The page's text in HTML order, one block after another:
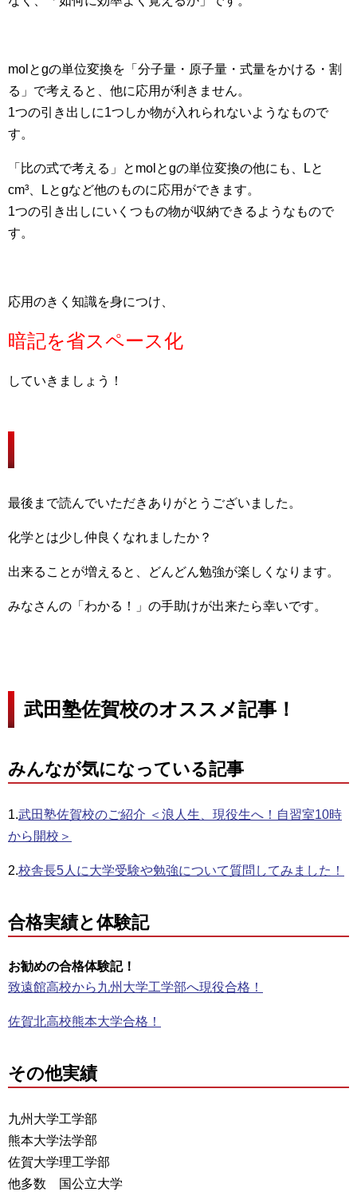
molとgの単位変換を 「 分子量・原子量・式量をかける・割
る」で考えると、他に応用が利きません。
1つの引き出しに1つしか物が入れられないようなもので
す。
「比の式で考える」とmolとgの単位変換の他にも、Lと
cm³、Lとgなど他のものに応用ができます。
1つの引き出しにいくつもの物が収納できるようなもので
す。
応用のきく知識を身につけ、
暗記を省スペース化
していきましょう！
最後まで読んでいただきありがとうございました。
化学とは少し仲良くなれましたか？
出来ることが増えると、どんどん勉強が楽しくなります。
みなさんの「わかる！」の手助けが出来たら幸いです。
武田塾佐賀校のオススメ記事！
みんなが気になっている記事
1.武田塾佐賀校のご紹介 ＜浪人生、現役生へ！自習室10時
から開校＞
2.校舎長5人に大学受験や勉強について質問してみました！
合格実績と体験記
お勧めの合格体験記！
致遠館高校から九州大学工学部へ現役合格！
佐賀北高校熊本大学合格！
その他実績
九州大学工学部
熊本大学法学部
佐賀大学理工学部
他多数 国公立大学